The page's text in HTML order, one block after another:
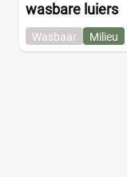
wasbare luiers
Wasbaar Milieu